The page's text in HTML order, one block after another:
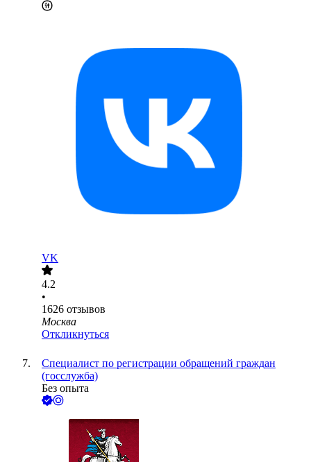
VK
4.2
•
1626 отзывов
Москва
Откликнуться
Специалист по регистрации обращений граждан
(госслужба)
Без опыта